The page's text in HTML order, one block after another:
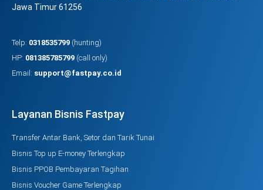
Jawa Timur 61256
Telp: 0318535799 (hunting)
HP: 081385785799 (call only)
Email: support@fastpay.co.id
Layanan Bisnis Fastpay
Transfer Antar Bank, Setor dan Tarik Tunai
Bisnis Top up E-money Terlengkap
Bisnis PPOB Pembayaran Tagihan
Bisnis Voucher Game Terlengkap